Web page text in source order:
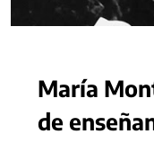
María
de